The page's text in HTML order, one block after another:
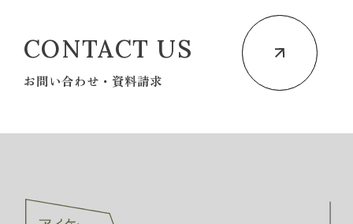
CONTACT US
お問い合わせ・資料請求